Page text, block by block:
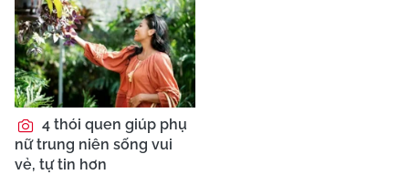
4 thói quen giúp phụ
nữ trung niên sống vui
vẻ, tự tin hơn